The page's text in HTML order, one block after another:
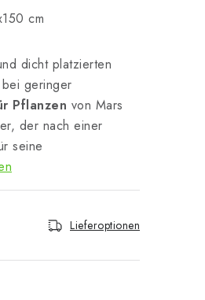
cm
dicht platzierten
geringer
Pflanzen von Mars
der nach einer
seine
Lieferoptionen